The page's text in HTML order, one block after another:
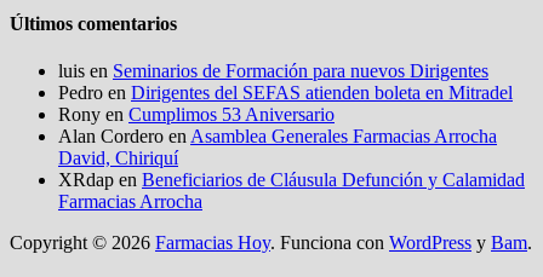
Últimos comentarios
luis en Seminarios de Formación para nuevos Dirigentes
Pedro en Dirigentes del SEFAS atienden boleta en Mitradel
Rony en Cumplimos 53 Aniversario
Alan Cordero en Asamblea Generales Farmacias Arrocha
David, Chiriquí
XRdap en Beneficiarios de Cláusula Defunción y Calamidad
Farmacias Arrocha
Copyright © 2026 Farmacias Hoy. Funciona con WordPress y Bam.